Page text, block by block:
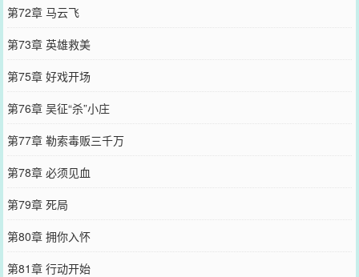
第72章 马云飞
第73章 英雄救美
第75章 好戏开场
第76章 吴征“杀”小庄
第77章 勒索毒贩三千万
第78章 必须见血
第79章 死局
第80章 拥你入怀
第81章 行动开始